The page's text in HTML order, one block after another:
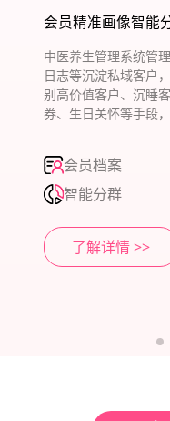
会员精准画像智能
中医养生管理系统管
日志等沉淀私域客户
别高价值客户、沉睡
券、生日关怀等手段
会员档案
智能分群
了解详情 >>